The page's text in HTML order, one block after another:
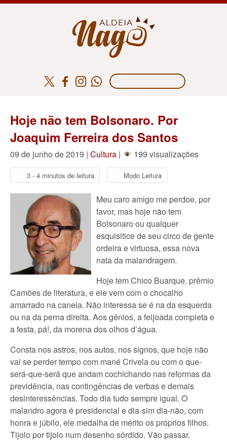
Hoje não tem Bolsonaro. Por
Joaquim Ferreira dos Santos
09 de junho de 2019 | Cultura | 199 visualizações
3 - 4 minutos de leitura Modo Leitura
Meu caro amigo me perdoe, por
favor, mas hoje não tem
Bolsonaro ou qualquer
esquisitice de seu circo de gente
ordeira e virtuosa, essa nova
nata da malandragem.
Hoje tem Chico Buarque, prêmio
Camões de literatura, e ele vem com o chocalho
amarrado na canela. Não interessa se é na da esquerda
ou na da perna direita. Aos gênios, a feijoada completa e
a festa, pá!, da morena dos olhos d’água.
Consta nos astros, nos autos, nos signos, que hoje não
vai se perder tempo com mané Crivela ou com o que-
será-que-será que andam cochichando nas reformas da
previdência, nas contingências de verbas e demais
desinteressências. Todo dia tudo sempre igual. O
malandro agora é presidencial e dia-sim dia-não, com
honra e júbilo, ele medalha de mérito os próprios filhos.
Tijolo por tijolo num desenho sórdido. Vão passar.